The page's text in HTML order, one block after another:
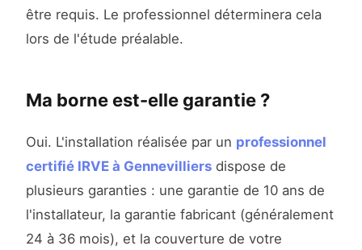
être requis. Le professionnel déterminera cela
lors de l'étude préalable.
Ma borne est-elle garantie ?
Oui. L'installation réalisée par un professionnel
certifié IRVE à Gennevilliers dispose de
plusieurs garanties : une garantie de 10 ans de
l'installateur, la garantie fabricant (généralement
24 à 36 mois), et la couverture de votre